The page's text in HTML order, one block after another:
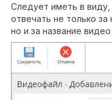
Следует иметь в виду,
отвечать не только за
но и за название